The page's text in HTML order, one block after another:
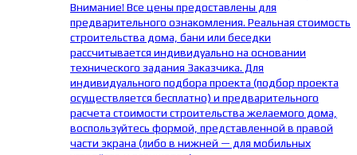
Внимание! Все цены предоставлены для
предварительного ознакомления. Реальная стоимость
строительства дома, бани или беседки
рассчитывается индивидуально на основании
технического задания Заказчика. Для
индивидуального подбора проекта (подбор проекта
осуществляется бесплатно) и предварительного
расчета стоимости строительства желаемого дома,
воспользуйтесь формой, представленной в правой
части экрана (либо в нижней — для мобильных